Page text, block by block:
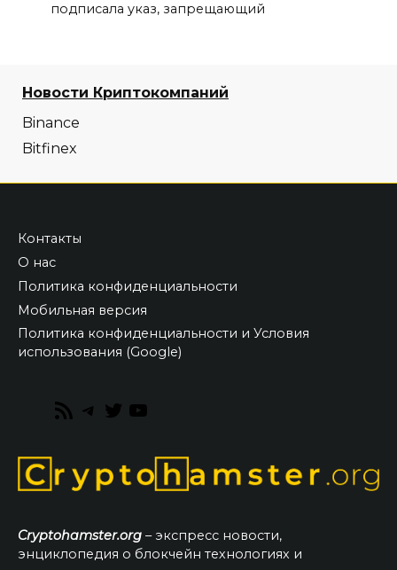
подписала указ, запрещающий
Новости Криптокомпаний
Binance
Bitfinex
Контакты
О нас
Политика конфиденциальности
Мобильная версия
Политика конфиденциальности и Условия
использования (Google)
RSS
Telegram
Twitter
Cryptohamster.org – экспресс новости,
энциклопедия о блокчейн технологиях и